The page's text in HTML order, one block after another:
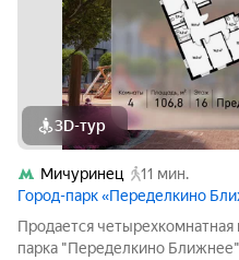
3D-тур
Мичуринец
11 мин.
Город-парк «Переделкино
Продается четырехкомнатная
парка "Переделкино